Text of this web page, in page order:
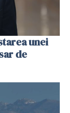
unei
de